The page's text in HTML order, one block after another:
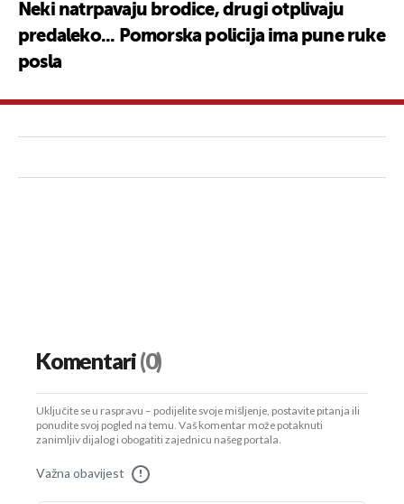
Neki natrpavaju brodice, drugi otplivaju
predaleko... Pomorska policija ima pune ruke
posla
Komentari(0)
Uključite se u raspravu – podijelite svoje mišljenje, postavite pitanja ili
ponudite svoj pogled na temu. Vaš komentar može potaknuti
zanimljiv dijalog i obogatiti zajednicu našeg portala.
Važna obavijest !